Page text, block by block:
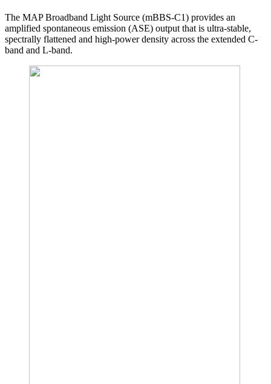
The MAP Broadband Light Source (mBBS-C1) provides an
amplified spontaneous emission (ASE) output that is ultra-stable,
spectrally flattened and high-power density across the extended C-
band and L-band.